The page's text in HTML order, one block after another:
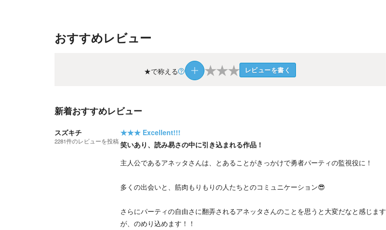
おすすめレビュー
★で称える ★★★ レビューを書く
新着おすすめレビュー
スズキチ
2281件のレビューを投稿
★★★ Excellent!!!
笑いあり、読み易さの中に引き込まれる作品！
主人公であるアネッタさんは、とあることがきっかけで勇者パーティの監視役に！
多くの出会いと、筋肉もりもりの人たちとのコミュニケーション😎
さらにパーティの自由さに翻弄されるアネッタさんのことを思うと大変だなと感じます
が、のめり込めます！！